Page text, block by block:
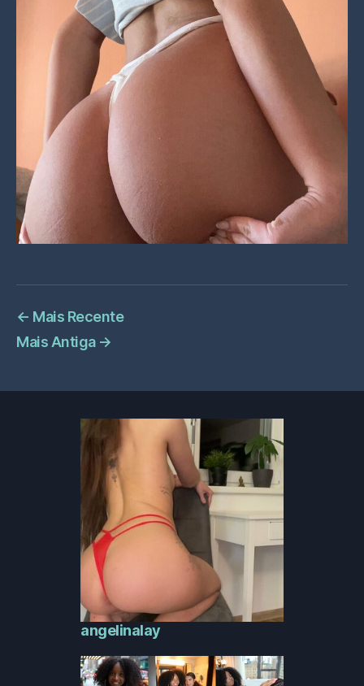
← Mais Recente
Mais Antiga →
angelinalay